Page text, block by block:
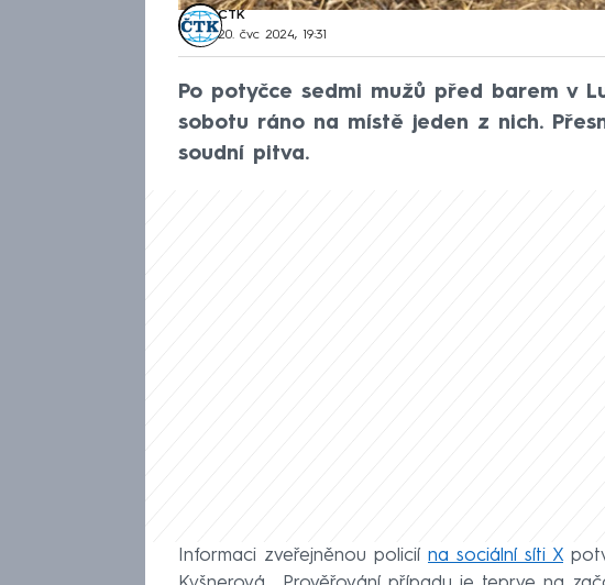
ČTK
20. čvc 2024, 19:31
Po potyčce sedmi mužů před barem v
sobotu ráno na místě jeden z nich.
soudní pitva.
Informaci zveřejněnou policií na sociální síti X